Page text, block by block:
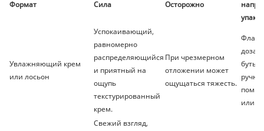
Формат Сила Осторожно
Увлажняющий крем
или лосьон
Успокаивающий,
равномерно
распределяющийся
и приятный на
ощупь
текстурированный
крем.
При чрезмерном
отложении может
ощущаться тяжесть.
или
Свежий взгляд,